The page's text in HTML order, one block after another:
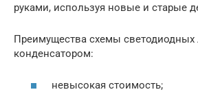
руками, используя новые и старые
Преимущества схемы светодиодных
конденсатором:
невысокая стоимость;